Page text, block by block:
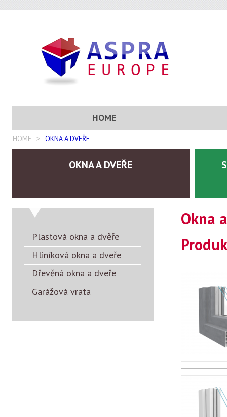
HOME OKNA A DVEŘE
OKNA A DVEŘE
Okna
Plastová okna a dvěře
Hliníková okna a dveře
Dřevěná okna a dveře
Garážová vrata
HOME